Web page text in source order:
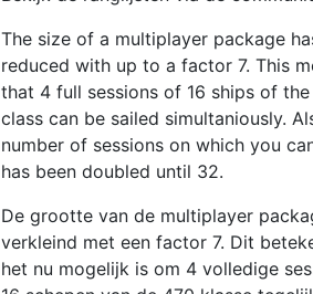
The size of a multiplayer package
reduced with up to a factor 7. This
that 4 full sessions of 16 ships of
class can be sailed simultaniously.
number of sessions on which you
has been doubled until 32.
De grootte van de multiplayer
verkleind met een factor 7. Dit
het nu mogelijk is om 4 volledige